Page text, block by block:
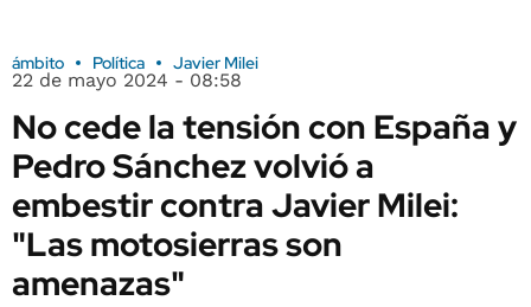
ámbito Política Javier Milei
22 de mayo 2024 - 08:58
No cede la tensión con España y
Pedro Sánchez volvió a
embestir contra Javier Milei:
"Las motosierras son
amenazas"